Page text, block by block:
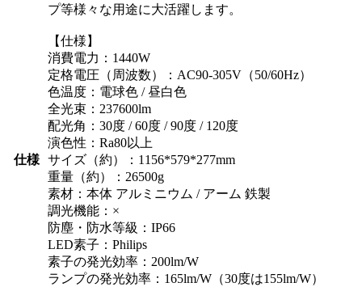
仕様
プ等様々な用途に大活躍します。
【仕様】
消費電力：1440W
定格電圧（周波数）：AC90-305V（50/60Hz）
色温度：電球色 / 昼白色
全光束：237600lm
配光角：30度 / 60度 / 90度 / 120度
演色性：Ra80以上
サイズ（約）：1156*579*277mm
重量（約）：26500g
素材：本体 アルミニウム / アーム 鉄製
調光機能：×
防塵・防水等級：IP66
LED素子：Philips
素子の発光効率：200lm/W
ランプの発光効率：165lm/W（30度は155lm/W）